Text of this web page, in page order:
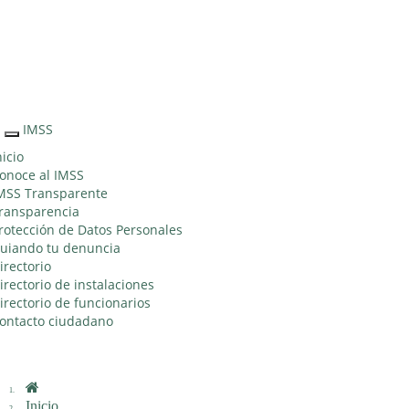
Interruptor
de
Navegación
IMSS
al IMSS
Transparente
de Datos Personales
tu denuncia
de instalaciones
de funcionarios
ciudadano